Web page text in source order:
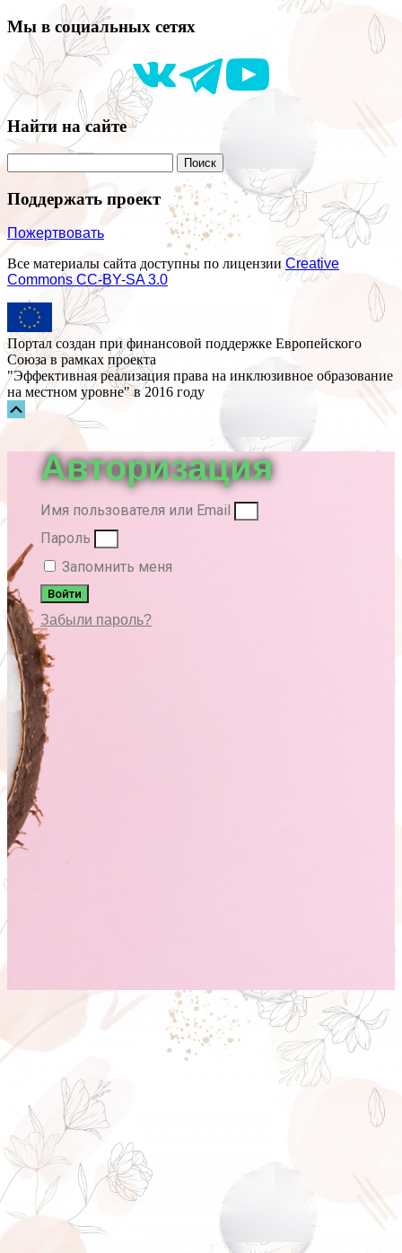
Мы в социальных сетях
Найти на сайте
Поддержать проект
Пожертвовать
Все материалы сайта доступны по лицензииCreative
Commons СС-BY-SA 3.0
Портал создан при финансовой поддержке Европейского
Союза в рамках проекта
"Эффективная реализация права на инклюзивное образование
на местном уровне" в 2016 году
Прокрутка
Авторизация
Имя пользователя или Email
Пароль
Запомнить меня
Войти
Забыли пароль?